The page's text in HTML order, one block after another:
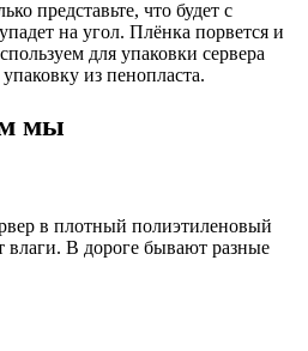
представьте, что будет с
на угол. Плёнка порвется и
для упаковки сервера
из пенопласта.
мы
в плотный полиэтиленовый
влаги. В дороге бывают разные